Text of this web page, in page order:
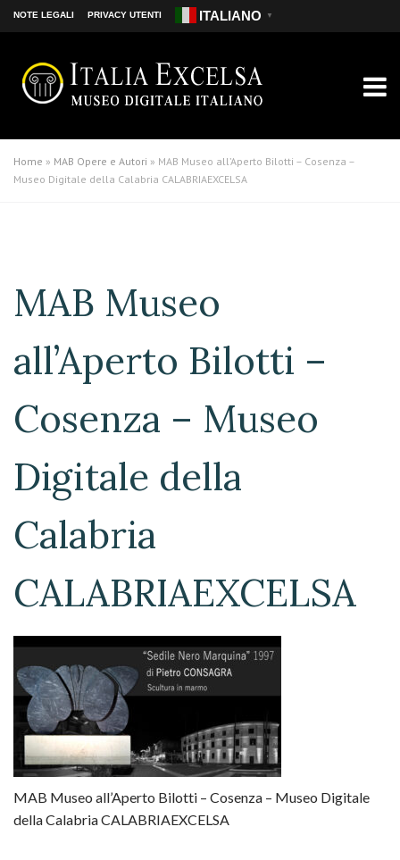
NOTE LEGALI PRIVACY UTENTI ITALIANO ▼
Home » MAB Opere e Autori » MAB Museo all’Aperto Bilotti – Cosenza –
Museo Digitale della Calabria CALABRIAEXCELSA
MAB Museo
all’Aperto Bilotti –
Cosenza – Museo
Digitale della
Calabria
CALABRIAEXCELSA
MAB Museo all’Aperto Bilotti – Cosenza – Museo Digitale
della Calabria CALABRIAEXCELSA